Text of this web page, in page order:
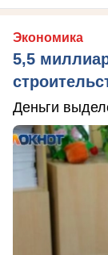
Экономика
5,5
Деньги